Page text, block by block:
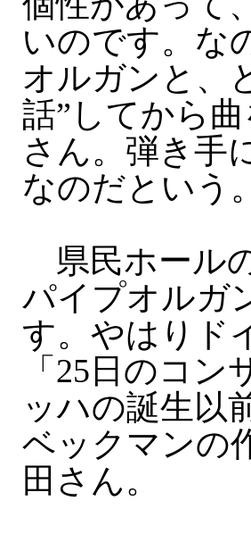
いのです。な
オルガンと、
話”してから
さん。弾き手
なのだという。
県民ホール
パイプオルガ
す。やはりド
「25日のコ
ッハの誕生以
ベックマンの
田さん。